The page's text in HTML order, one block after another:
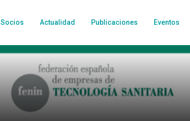
Socios Actualidad Publicaciones Eventos